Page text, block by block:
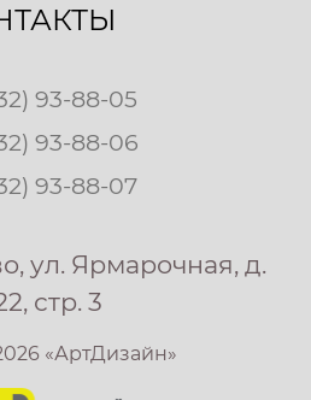
93-88-05
93-88-06
93-88-07
ул. Ярмарочная, д.
стр. 3
«АртДизайн»